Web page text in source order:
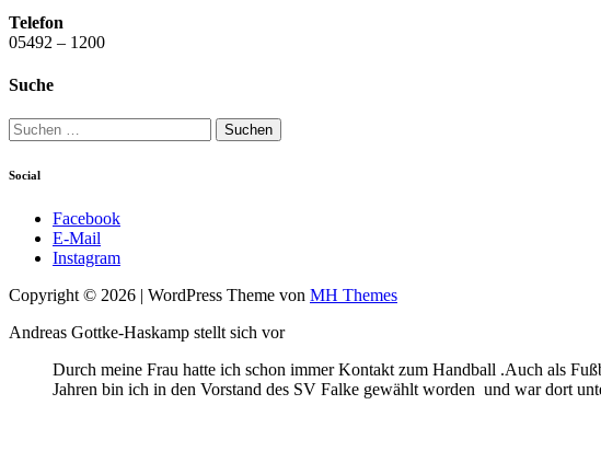
Telefon
05492 – 1200
Suche
Suchen
nach:
Social
Facebook
E-Mail
Instagram
Copyright © 2026 | WordPress Theme von MH Themes
Andreas Gottke-Haskamp stellt sich vor
Durch meine Frau hatte ich schon immer Kontakt zum Handball .Auch als
Jahren bin ich in den Vorstand des SV Falke gewählt worden und war dort